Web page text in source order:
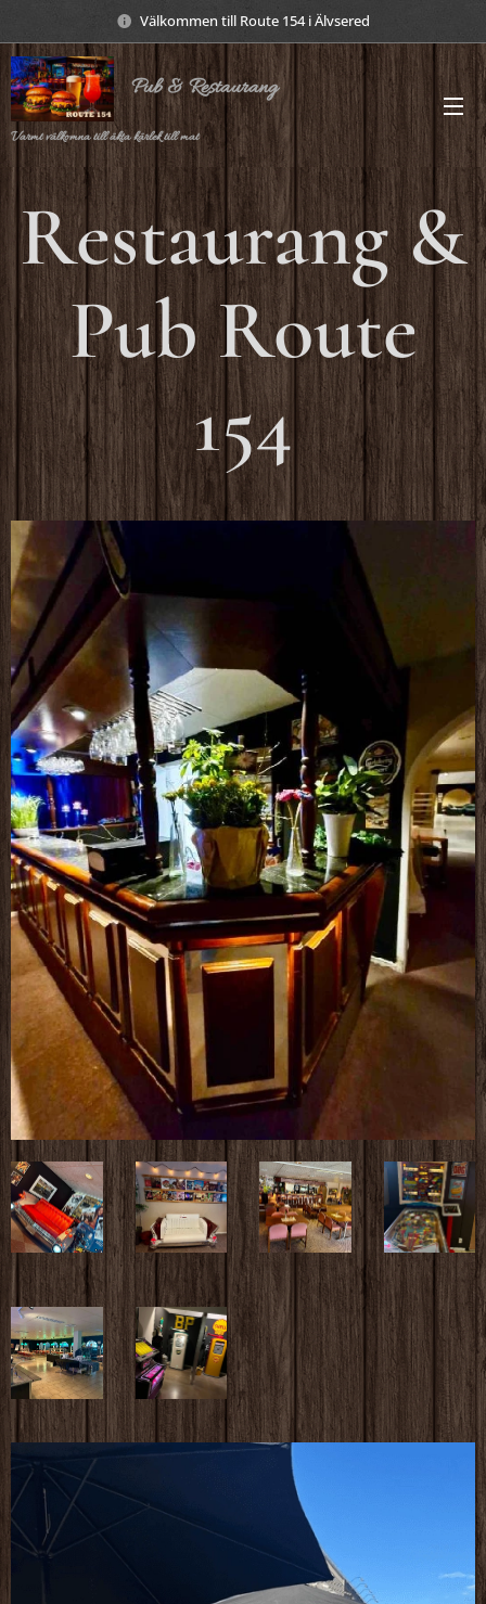
Välkommen till Route 154 i Älvsered
Pub & Restaurang
Varmt välkomna till äkta kärlek till mat
Restaurang &
Pub Route
154